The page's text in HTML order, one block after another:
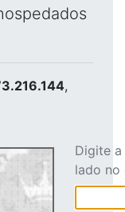
,
Digite
lado no